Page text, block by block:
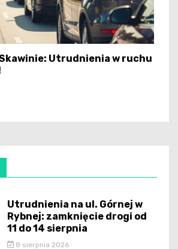
Utrudnienia w ruchu
Utrudnienia na ul. Górnej w
Rybnej: zamknięcie drogi od
11 do 14 sierpnia
8 sierpnia 2026